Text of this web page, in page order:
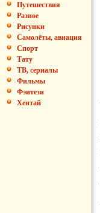
Путешествия
Разное
Рисунки
Самолёты, авиация
Спорт
Тату
ТВ, сериалы
Фильмы
Фэнтези
Хентай